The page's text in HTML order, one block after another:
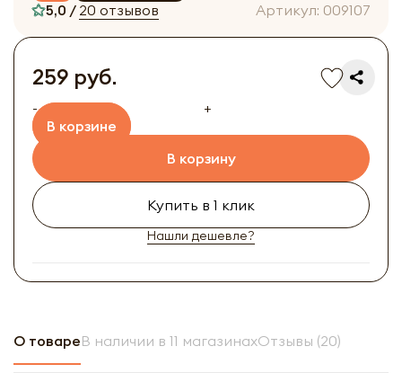
5,0 / 20 отзывов Артикул: 009107
259 руб.
-
+
В корзине
В корзину
Купить в 1 клик
Нашли дешевле?
О товареВ наличии в 11 магазинахОтзывы (20)